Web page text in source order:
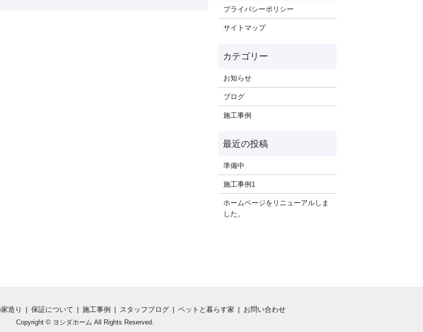
プライバシーポリシー
サイトマップ
お知らせ
ブログ
施工事例
準備中
施工事例1
ホームページをリニューアルしま
した。
造り 保証について 施工事例 スタッフブログ ペットと暮らす家 お問い合わせ
Copyright © ヨシダホーム All Rights Reserved.